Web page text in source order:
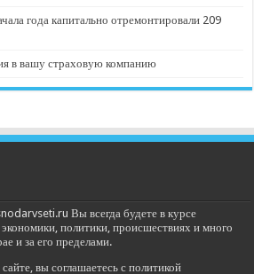
года капитально отремонтировали 209
в вашу страховую компанию
Вы всегда будете в курсе
политики, происшествиях и много
и за его пределами.
вы соглашаетесь с политикой